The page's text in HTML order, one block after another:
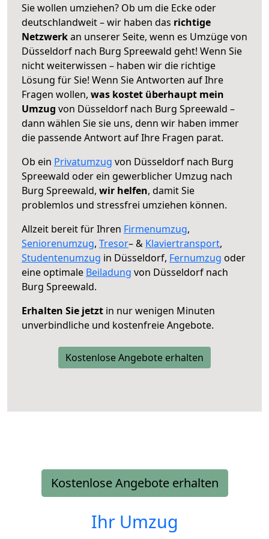
Sie wollen umziehen? Ob um die Ecke oder
deutschlandweit – wir haben das richtige
Netzwerkan unserer Seite, wenn es Umzüge von
Düsseldorf nach Burg Spreewald geht! Wenn Sie
nicht weiterwissen – haben wir die richtige
Lösung für Sie! Wenn Sie Antworten auf Ihre
Fragen wollen, was kostet überhaupt mein
Umzug von Düsseldorf nach Burg Spreewald –
dann wählen Sie sie uns, denn wir haben immer
die passende Antwort auf Ihre Fragen parat.
Ob ein Privatumzug von Düsseldorf nach Burg
Spreewald oder ein gewerblicher Umzug nach
Burg Spreewald, wir helfen, damit Sie
problemlos und stressfrei umziehen können.
Allzeit bereit für Ihren Firmenumzug,
Seniorenumzug, Tresor– & Klaviertransport,
Studentenumzug in Düsseldorf, Fernumzug oder
eine optimale Beiladung von Düsseldorf nach
Burg Spreewald.
Erhalten Sie jetzt in nur wenigen Minuten
unverbindliche und kostenfreie Angebote.
Kostenlose Angebote erhalten
Kostenlose Angebote erhalten
Ihr Umzug